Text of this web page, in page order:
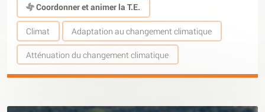
Coordonner et animer la T.E.
Climat Adaptation au changement climatique
Atténuation du changement climatique